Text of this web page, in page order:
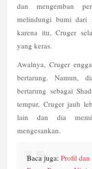
dan mengemban
melindungi bumi dari
karena itu, Cruger
yang keras.
Awalnya, Cruger
bertarung. Namun,
bertarung sebagai
tempur, Cruger jauh
lain dan dia
mengesankan.
Baca juga: Profil dan